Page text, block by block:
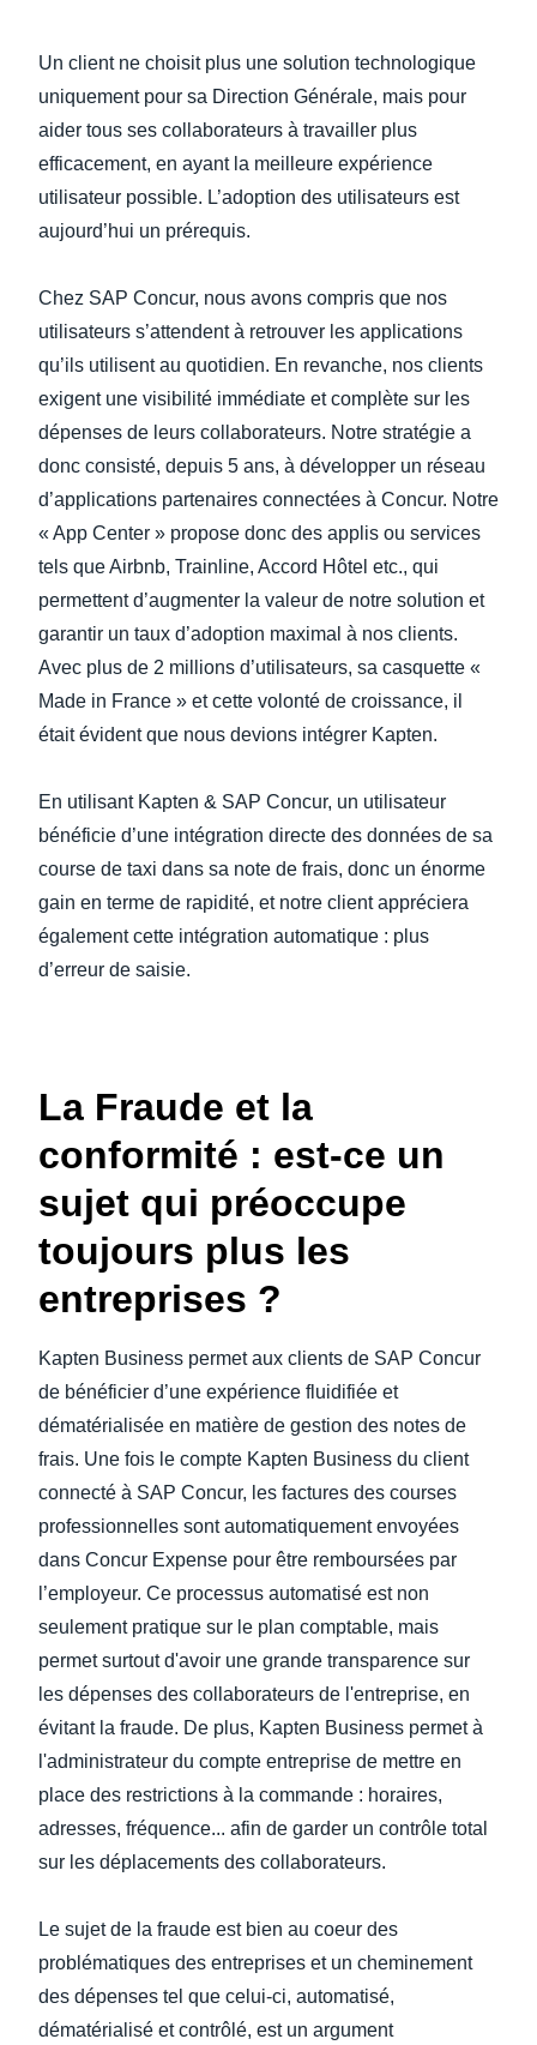
Un client ne choisit plus une solution technologique
uniquement pour sa Direction Générale, mais pour
aider tous ses collaborateurs à travailler plus
efficacement, en ayant la meilleure expérience
utilisateur possible. L’adoption des utilisateurs est
aujourd’hui un prérequis.
Chez SAP Concur, nous avons compris que nos
utilisateurs s’attendent à retrouver les applications
qu’ils utilisent au quotidien. En revanche, nos clients
exigent une visibilité immédiate et complète sur les
dépenses de leurs collaborateurs. Notre stratégie a
donc consisté, depuis 5 ans, à développer un réseau
d’applications partenaires connectées à Concur. Notre
« App Center » propose donc des applis ou services
tels que Airbnb, Trainline, Accord Hôtel etc., qui
permettent d’augmenter la valeur de notre solution et
garantir un taux d’adoption maximal à nos clients.
Avec plus de 2 millions d’utilisateurs, sa casquette «
Made in France » et cette volonté de croissance, il
était évident que nous devions intégrer Kapten.
En utilisant Kapten & SAP Concur, un utilisateur
bénéficie d’une intégration directe des données de sa
course de taxi dans sa note de frais, donc un énorme
gain en terme de rapidité, et notre client appréciera
également cette intégration automatique : plus
d’erreur de saisie.
La Fraude et la
conformité : est-ce un
sujet qui préoccupe
toujours plus les
entreprises ?
Kapten Business permet aux clients de SAP Concur
de bénéficier d’une expérience fluidifiée et
dématérialisée en matière de gestion des notes de
frais. Une fois le compte Kapten Business du client
connecté à SAP Concur, les factures des courses
professionnelles sont automatiquement envoyées
dans Concur Expense pour être remboursées par
l’employeur. Ce processus automatisé est non
seulement pratique sur le plan comptable, mais
permet surtout d'avoir une grande transparence sur
les dépenses des collaborateurs de l'entreprise, en
évitant la fraude. De plus, Kapten Business permet à
l'administrateur du compte entreprise de mettre en
place des restrictions à la commande : horaires,
adresses, fréquence... afin de garder un contrôle total
sur les déplacements des collaborateurs.
Le sujet de la fraude est bien au coeur des
problématiques des entreprises et un cheminement
des dépenses tel que celui-ci, automatisé,
dématérialisé et contrôlé, est un argument